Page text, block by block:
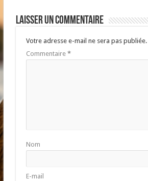
Laisser un commentaire
Votre adresse e-mail ne sera pas publiée.
Commentaire *
Nom
E-mail